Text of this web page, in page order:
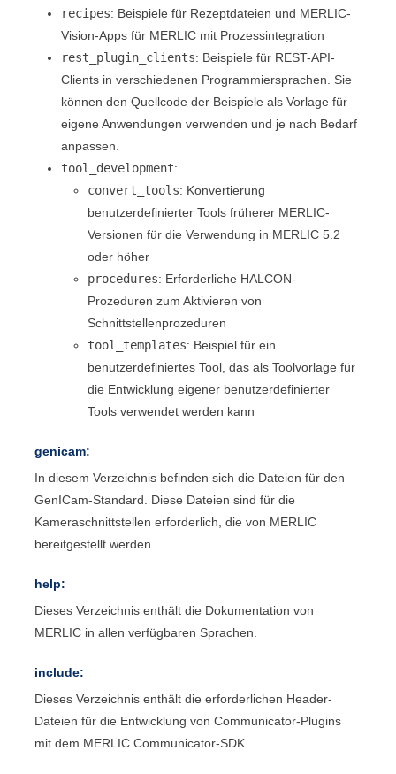
recipes: Beispiele für Rezeptdateien und MERLIC-
Vision-Apps für MERLIC mit Prozessintegration
rest_plugin_clients: Beispiele für REST-API-
Clients in verschiedenen Programmiersprachen. Sie
können den Quellcode der Beispiele als Vorlage für
eigene Anwendungen verwenden und je nach Bedarf
anpassen.
tool_development:
convert_tools: Konvertierung
benutzerdefinierter Tools früherer MERLIC-
Versionen für die Verwendung in MERLIC 5.2
oder höher
procedures: Erforderliche HALCON-
Prozeduren zum Aktivieren von
Schnittstellenprozeduren
tool_templates: Beispiel für ein
benutzerdefiniertes Tool, das als Toolvorlage für
die Entwicklung eigener benutzerdefinierter
Tools verwendet werden kann
genicam:
In diesem Verzeichnis befinden sich die Dateien für den
GenICam-Standard. Diese Dateien sind für die
Kameraschnittstellen erforderlich, die von MERLIC
bereitgestellt werden.
help:
Dieses Verzeichnis enthält die Dokumentation von
MERLIC in allen verfügbaren Sprachen.
include:
Dieses Verzeichnis enthält die erforderlichen Header-
Dateien für die Entwicklung vonCommunicator-Plugins
mit dem MERLIC Communicator-SDK.